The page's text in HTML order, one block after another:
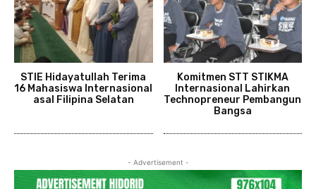
STIE Hidayatullah Terima
16 Mahasiswa Internasional
asal Filipina Selatan
Komitmen STT STIKMA
Internasional Lahirkan
Technopreneur Pembangun
Bangsa
- Advertisement -